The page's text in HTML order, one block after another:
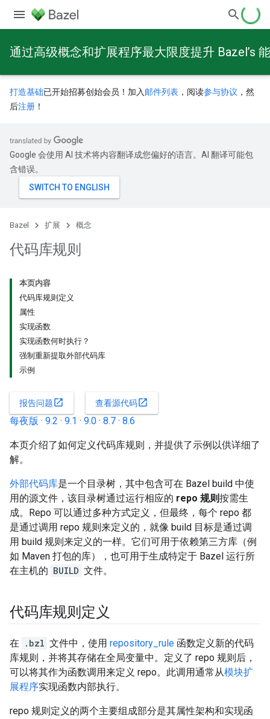
通过高级概念和扩展程序最大限度提升 Bazel’s
打造基础已开始招募创始会员！加入 邮件列表 ，阅读参与协议 ，然
后注册 ！
Google 会使用 AI 技术将内容翻译成您偏好的语言。AI 翻译可能包
含错误。
Bazel 扩展 概念
代码库规则
本页内容
代码库规则定义
属性
实现函数
实现函数何时执行？
强制重新提取外部代码库
示例
报告问题open_in_new 查看源代码open_in_new
每夜版 · 9.2 · 9.1 · 9.0 · 8.7 · 8.6
本页介绍了如何定义代码库规则，并提供了示例以供详细了
解。
外部代码库是一个目录树，其中包含可在 Bazel build 中使
用的源文件，该目录树通过运行相应的 repo 规则按需生
成。Repo 可以通过多种方式定义，但最终，每个 repo 都
是通过调用 repo 规则来定义的，就像 build 目标是通过调
用 build 规则来定义的一样。它们可用于依赖第三方库（例
如 Maven 打包的库），也可用于生成特定于 Bazel 运行所
在主机的 BUILD 文件。
代码库规则定义
在 .bzl 文件中，使用 repository_rule 函数定义新的代码
库规则，并将其存储在全局变量中。定义了 repo 规则后，
可以将其作为函数调用来定义 repo。此调用通常从模块扩
展程序实现函数内部执行。
repo 规则定义的两个主要组成部分是其属性架构和实现函